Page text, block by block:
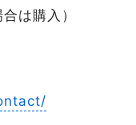
は購入）